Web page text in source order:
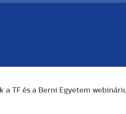
a TF és a Berni Egyetem